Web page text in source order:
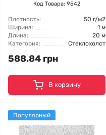
Код Товара: 9542
Плотность:
50 г/м2
Ширина:
1 м
Длина:
20 м
Категория:
Стеклохолст
588.84 грн
В корзину
Популярный